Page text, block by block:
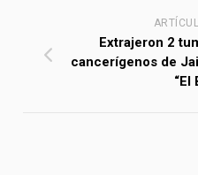
Extrajeron 2
cancerígenos de
“El